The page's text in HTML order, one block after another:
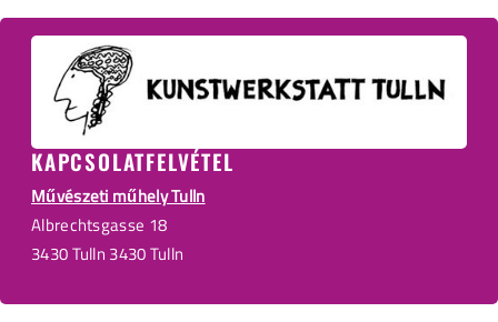
KAPCSOLATFELVÉTEL
Művészeti műhely Tulln
Albrechtsgasse 18
3430 Tulln 3430 Tulln